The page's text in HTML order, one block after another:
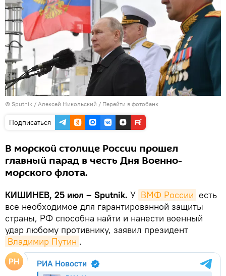
© Sputnik / Алексей Никольский / Перейти в фотобанк
Подписаться
В морской столице России прошел
главный парад в честь Дня Военно-
морского флота.
КИШИНЕВ, 25 июл – Sputnik. У ВМФ России есть
все необходимое для гарантированной защиты
страны, РФ способна найти и нанести военный
удар любому противнику, заявил президент
Владимир Путин .